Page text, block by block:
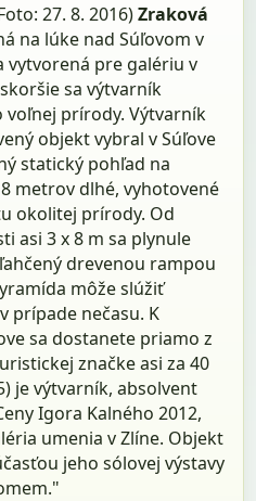
27. 8. 2016)Zraková
na lúke nad Súľovom v
vytvorená pre galériu v
sa výtvarník
prírody. Výtvarník
objekt vybral v Súľove
statický pohľad na
metrov dlhé, vyhotovené
okolitej prírody. Od
asi 3 x 8 m sa plynule
drevenou rampou
môže slúžiť
prípade nečasu. K
sa dostanete priamo z
značke asi za 40
je výtvarník, absolvent
Igora Kalného 2012,
umenia v Zlíne. Objekt
jeho sólovej výstavy